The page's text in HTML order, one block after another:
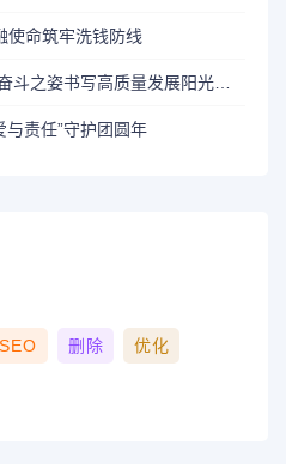
使命筑牢洗钱防线
启航“十五五” 续写新篇章 以奋斗之姿书写高质量发展阳光答卷
与责任”守护团圆年
SEO 删除 优化